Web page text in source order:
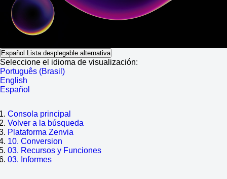
Español Lista desplegable alternativa
Seleccione el idioma de visualización:
Português (Brasil)
English
Español
Consola principal
Volver a la búsqueda
Plataforma Zenvia
10. Conversion
03. Recursos y Funciones
03. Informes